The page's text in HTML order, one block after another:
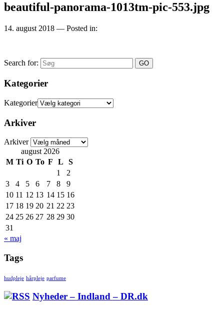
beautiful-panorama-1013tm-pic-553.jpg
14. august 2018 — Posted in:
Search for:
Kategorier
Kategorier
Arkiver
Arkiver
august 2026
M Ti O To F L
S
1
2
3
4 5 6 7 8
9
10 11 12 13 14 15 16
17 18 19 20 21 22 23
24 25 26 27 28 29 30
31
« maj
Tags
hudpleje hårpleje parfume
Nyheder – Indland – DR.dk